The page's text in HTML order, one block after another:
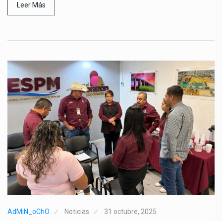
Leer Más
AdMiN_oChO Noticias 31 octubre, 2025